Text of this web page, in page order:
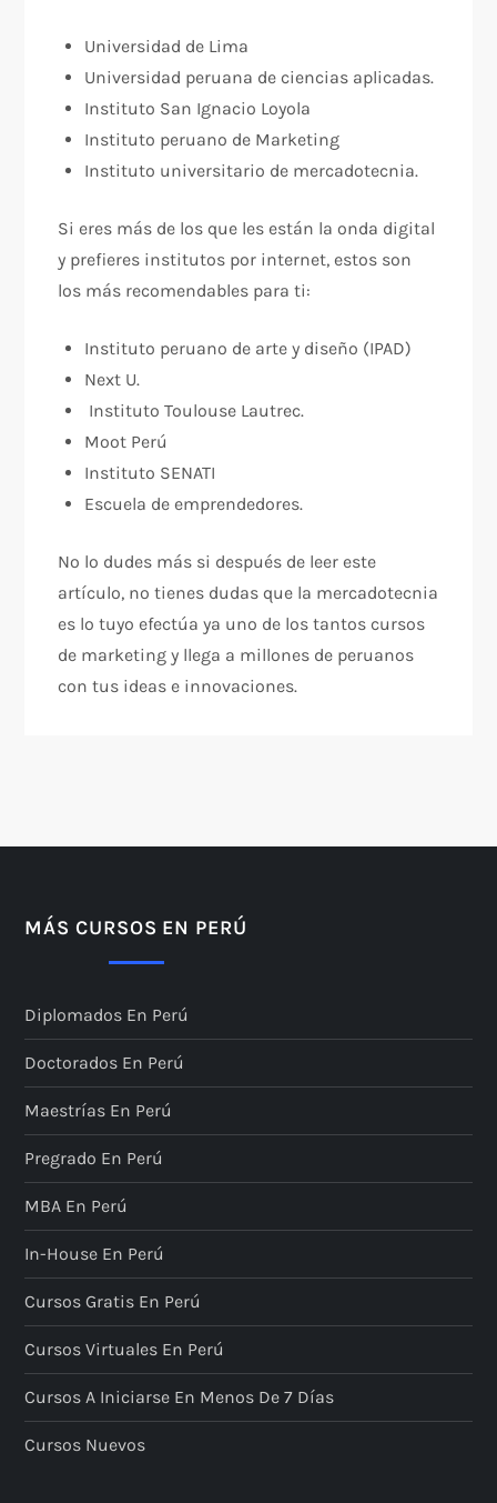
Universidad de Lima
Universidad peruana de ciencias aplicadas.
Instituto San Ignacio Loyola
Instituto peruano de Marketing
Instituto universitario de mercadotecnia.
Si eres más de los que les están la onda digital
y prefieres institutos por internet, estos son
los más recomendables para ti:
Instituto peruano de arte y diseño (IPAD)
Next U.
Instituto Toulouse Lautrec.
Moot Perú
Instituto SENATI
Escuela de emprendedores.
No lo dudes más si después de leer este
artículo, no tienes dudas que la mercadotecnia
es lo tuyo efectúa ya uno de los tantos cursos
de marketing y llega a millones de peruanos
con tus ideas e innovaciones.
MÁS CURSOS EN PERÚ
Diplomados En Perú
Doctorados En Perú
Maestrías En Perú
Pregrado En Perú
MBA En Perú
In-House En Perú
Cursos Gratis En Perú
Cursos Virtuales En Perú
Cursos A Iniciarse En Menos De 7 Días
Cursos Nuevos